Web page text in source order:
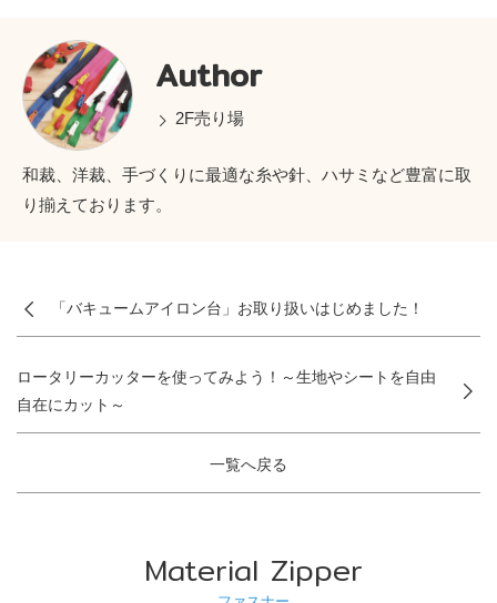
Author
2F売り場
和裁、洋裁、手づくりに最適な糸や針、ハサミなど豊富に取
り揃えております。
「バキュームアイロン台」お取り扱いはじめました！
一覧へ戻る
ロータリーカッターを使ってみよう！～生地やシートを自由
自在にカット～
Material Zipper